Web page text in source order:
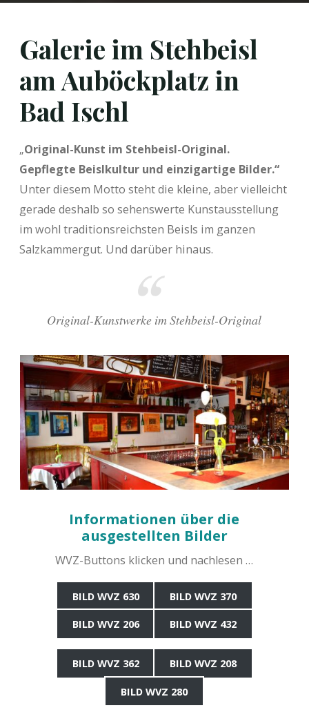
Galerie im Stehbeisl
am Auböckplatz in
Bad Ischl
„Original-Kunst im Stehbeisl-Original.
Gepflegte Beislkultur und einzigartige Bilder.“
Unter diesem Motto steht die kleine, aber vielleicht
gerade deshalb so sehenswerte Kunstausstellung
im wohl traditionsreichsten Beisls im ganzen
Salzkammergut. Und darüber hinaus.
Original-Kunstwerke im Stehbeisl-Original
Informationen über die
ausgestellten Bilder
WVZ-Buttons klicken und nachlesen …
BILD WVZ 630 BILD WVZ 370
BILD WVZ 206 BILD WVZ 432
BILD WVZ 362 BILD WVZ 208
BILD WVZ 280